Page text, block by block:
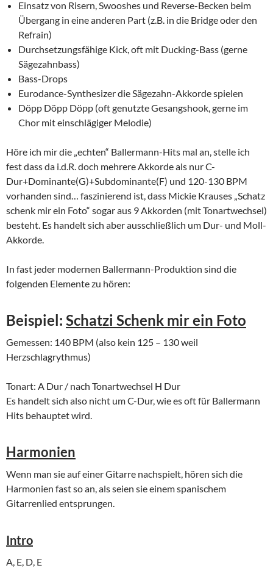
Einsatz von Risern, Swooshes und Reverse-Becken beim
Übergang in eine anderen Part (z.B. in die Bridge oder den
Refrain)
Durchsetzungsfähige Kick, oft mit Ducking-Bass (gerne
Sägezahnbass)
Bass-Drops
Eurodance-Synthesizer die Sägezahn-Akkorde spielen
Döpp Döpp Döpp (oft genutzte Gesangshook, gerne im
Chor mit einschlägiger Melodie)
Höre ich mir die „echten“ Ballermann-Hits mal an, stelle ich
fest dass da i.d.R. doch mehrere Akkorde als nur C-
Dur+Dominante(G)+Subdominante(F) und 120-130 BPM
vorhanden sind… faszinierend ist, dass Mickie Krauses „Schatz
schenk mir ein Foto“ sogar aus 9 Akkorden (mit Tonartwechsel)
besteht. Es handelt sich aber ausschließlich um Dur- und Moll-
Akkorde.
In fast jeder modernen Ballermann-Produktion sind die
folgenden Elemente zu hören:
Beispiel: Schatzi Schenk mir ein Foto
Gemessen: 140 BPM (also kein 125 – 130 weil
Herzschlagrythmus)
Tonart: A Dur / nach Tonartwechsel H Dur
Es handelt sich also nicht um C-Dur, wie es oft für Ballermann
Hits behauptet wird.
Harmonien
Wenn man sie auf einer Gitarre nachspielt, hören sich die
Harmonien fast so an, als seien sie einem spanischem
Gitarrenlied entsprungen.
Intro
A, E, D, E